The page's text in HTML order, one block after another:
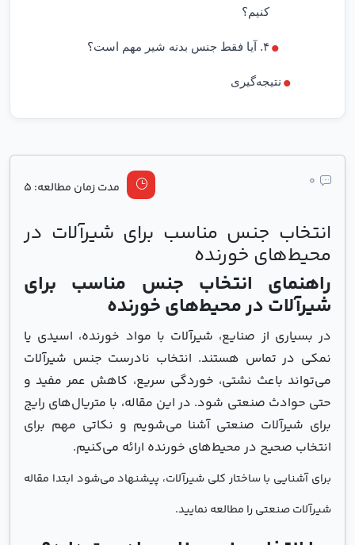
کنیم؟
۴. آیا فقط جنس بدنه شیر مهم است؟
نتیجه‌گیری
0 مدت زمان مطالعه: 5
انتخاب جنس مناسب برای شیرآلات در
محیط‌های خورنده
راهنمای انتخاب جنس مناسب برای
شیرآلات در محیط‌های خورنده
در بسیاری از صنایع، شیرآلات با مواد خورنده، اسیدی یا
نمکی در تماس هستند. انتخاب نادرست جنس شیرآلات
می‌تواند باعث نشتی، خوردگی سریع، کاهش عمر مفید و
حتی حوادث صنعتی شود. در این مقاله، با متریال‌های رایج
برای شیرآلات صنعتی آشنا می‌شویم و نکاتی مهم برای
انتخاب صحیح در محیط‌های خورنده ارائه می‌کنیم.
برای آشنایی با ساختار کلی شیرآلات، پیشنهاد می‌شود ابتدا مقاله
شیرآلات صنعتی را مطالعه نمایید.